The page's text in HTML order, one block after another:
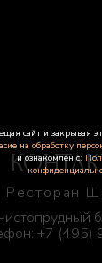
Ресторан
+7 (495)
сайт и закрывая
на обработку
и ознакомлен с: